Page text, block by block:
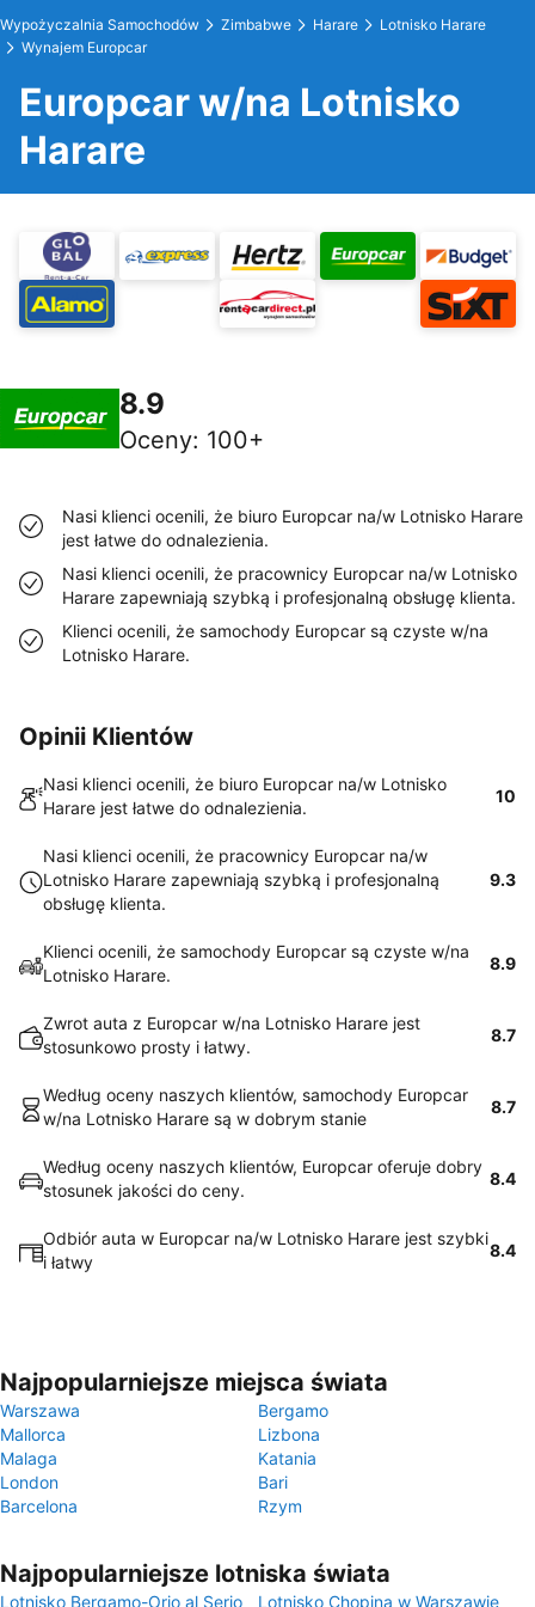
Wypożyczalnia Samochodów Zimbabwe Harare
Lotnisko Harare
Wynajem Europcar
Europcar w/na Lotnisko
Harare
8.9
Oceny: 100+
Nasi klienci ocenili, że biuro Europcar na/w Lotnisko Harare
jest łatwe do odnalezienia.
Nasi klienci ocenili, że pracownicy Europcar na/w Lotnisko
Harare zapewniają szybką i profesjonalną obsługę klienta.
Klienci ocenili, że samochody Europcar są czyste w/na
Lotnisko Harare.
Opinii Klientów
Nasi klienci ocenili, że biuro Europcar na/w Lotnisko
Harare jest łatwe do odnalezienia.
10
Nasi klienci ocenili, że pracownicy Europcar na/w
Lotnisko Harare zapewniają szybką i profesjonalną
obsługę klienta.
9.3
Klienci ocenili, że samochody Europcar są czyste w/na
Lotnisko Harare.
8.9
Zwrot auta z Europcar w/na Lotnisko Harare jest
stosunkowo prosty i łatwy.
8.7
Według oceny naszych klientów, samochody Europcar
w/na Lotnisko Harare są w dobrym stanie
8.7
Według oceny naszych klientów, Europcar oferuje dobry
stosunek jakości do ceny.
8.4
Odbiór auta w Europcar na/w Lotnisko Harare jest szybki
i łatwy
8.4
Najpopularniejsze miejsca świata
Warszawa
Bergamo
Mallorca
Lizbona
Malaga
Katania
London
Bari
Barcelona
Rzym
Najpopularniejsze lotniska świata
Lotnisko Bergamo-Orio al Serio Lotnisko Chopina w Warszawie